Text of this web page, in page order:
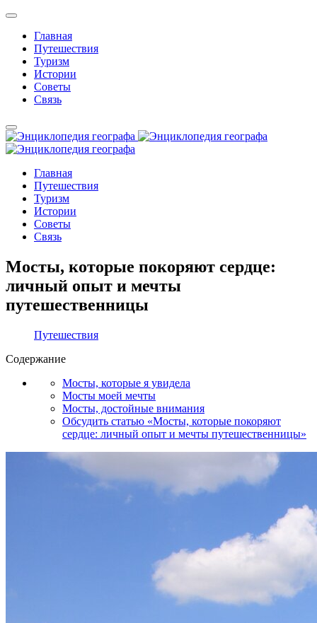
Главная
Путешествия
Туризм
Истории
Советы
Связь
Главная
Путешествия
Туризм
Истории
Советы
Связь
Мосты, которые покоряют сердце:
личный опыт и мечты
путешественницы
Путешествия
Содержание
Мосты, которые я увидела
Мосты моей мечты
Мосты, достойные внимания
Обсудить статью «Мосты, которые покоряют
сердце: личный опыт и мечты путешественницы»